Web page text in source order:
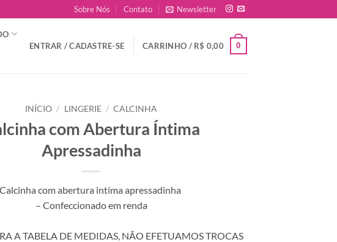
Sobre Nós Contato Newsletter
ENTRAR / CADASTRE-SE
CARRINHO / R$ 0,00 0
INÍCIO / LINGERIE / CALCINHA
com Abertura Íntima
Apressadinha
Calcinha com abertura intíma apressadinha
– Confeccionado em renda
A TABELA DE MEDIDAS, NÃO EFETUAMOS TROCAS